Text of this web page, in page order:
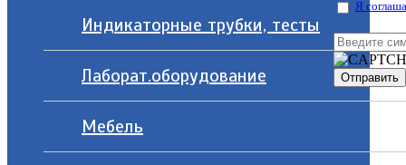
Индикаторные трубки, тесты
Лаборат.оборудование
Мебель
Я